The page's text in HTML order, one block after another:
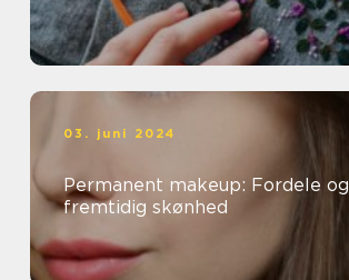
03. juni 2024
Permanent makeup: Fordele og
fremtidig skønhed